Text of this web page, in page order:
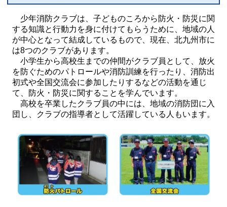
少年消防クラブは、子どものころから防火・防災に関
する知識と行動力を身に付けてもらうために、地域の人
が中心となって結成しているもので、現在、北九州市に
は8つのクラブがあります。
小学生から高校生までの仲間がクラブ員として、放火
を防ぐためのパトロールや消防訓練を行ったり、消防出
初式や全国交流会に参加したりするなどの活動を通じ
て、防火・防災に関することを学んでいます。
高校を卒業したクラブ員の中には、地域の消防団に入
団し、クラブの指導者として活躍している人もいます。